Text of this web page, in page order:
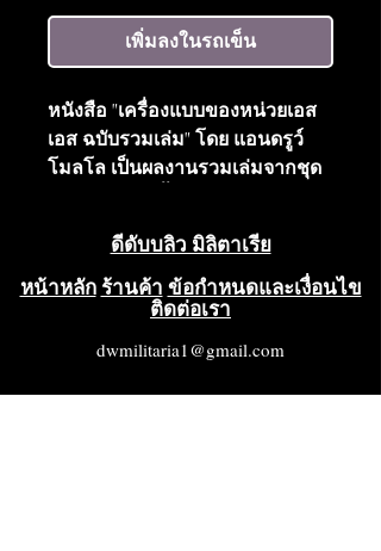
เพิ่มลงในรถเข็น
หนังสือ "เครื่องแบบของหน่วยเอส
เอส ฉบับรวมเล่ม" โดย แอนดรูว์
โมลโล เป็นผลงานรวมเล่มจากชุด
ประกอบด้วยหนังสือทั้ง 6 เล่ม รวม
ทั้งหมด 528 หน้า กล่าวถึงองค์กร
เครื่องแบบ เครื่องหมาย และเครื่อง
ประดับของหน่วยเอสเอสและอาสา
(VG++++)
ดีดับบลิว มิลิตาเรีย
หน้าหลัก ร้านค้า ข้อกำหนดและเงื่อนไข
ติดต่อเรา
dwmilitaria1@gmail.com